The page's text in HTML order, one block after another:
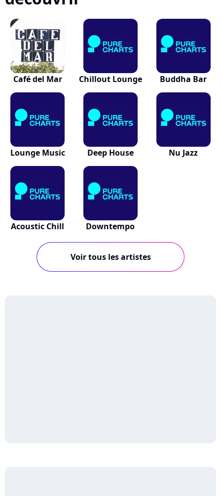
Café del Mar Chillout Lounge Buddha Bar
Lounge Music Deep House Nu Jazz
Acoustic Chill Downtempo
Voir tous les artistes